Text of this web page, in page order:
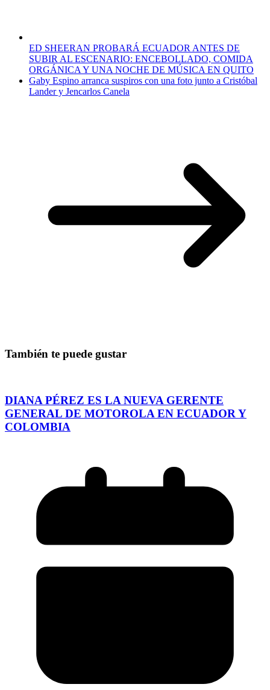
ED SHEERAN PROBARÁ ECUADOR ANTES DE
SUBIR AL ESCENARIO: ENCEBOLLADO, COMIDA
ORGÁNICA Y UNA NOCHE DE MÚSICA EN QUITO
Gaby Espino arranca suspiros con una foto junto a Cristóbal
Lander y Jencarlos Canela
También te puede gustar
DIANA PÉREZ ES LA NUEVA GERENTE
GENERAL DE MOTOROLA EN ECUADOR Y
COLOMBIA